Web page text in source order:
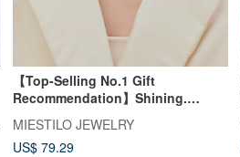
【Top-Selling No.1 Gift
Recommendation】Shining.
Single Diamond Kissing Lips
Necklace
MIESTILO JEWELRY
US$ 79.29